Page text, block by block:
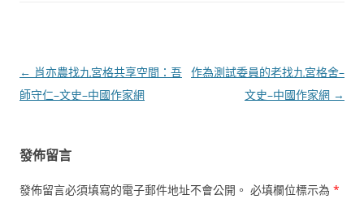
文
章
← 肖亦農找九宮格共享空間：吾
師守仁–文史–中國作家網
作為測試委員的老找九宮格舍–
文史–中國作家網 →
發佈留言
發佈留言必須填寫的電子郵件地址不會公開。 必填欄位標示為 *